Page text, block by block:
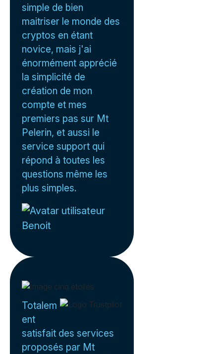
simple de bien
maitriser le monde des
cryptos en étant
novice, mais j'ai
énormément apprécié
la simplicité de
création de mon
compte et mes
premiers pas sur Mt
Pelerin, et aussi le
service support qui
répond à toutes les
questions même les
plus simples.
Benoit
Totalem
ent
satisfait des services
proposés par Mt